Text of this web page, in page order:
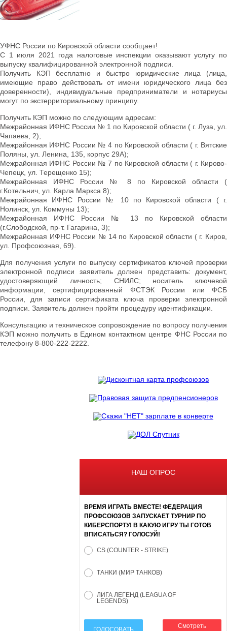
УФНС России по Кировской области сообщает!
С 1 июля 2021 года налоговые инспекции оказывают услугу по
выпуску квалифицированной электронной подписи.
Получить КЭП бесплатно и быстро юридические лица (лица,
имеющие право действовать от имени юридического лица без
доверенности), индивидуальные предприниматели и нотариусы
могут по экстерриториальному принципу.
Получить КЭП можно по следующим адресам:
Межрайонная ИФНС России № 1 по Кировской области ( г. Луза, ул.
Чапаева, 2);
Межрайонная ИФНС России № 4 по Кировской области ( г. Вятские
Поляны, ул. Ленина, 135, корпус 29А);
Межрайонная ИФНС России № 7 по Кировской области ( г. Кирово-
Чепецк, ул. Терещенко 15);
Межрайонная ИФНС России № 8 по Кировской области (
г.Котельнич, ул. Карла Маркса 8);
Межрайонная ИФНС России № 10 по Кировской области ( г.
Нолинск, ул. Коммуны 13);
Межрайонная ИФНС России № 13 по Кировской области
(г.Слободской, пр-т. Гагарина, 3);
Межрайонная ИФНС России № 14 по Кировской области ( г. Киров,
ул. Профсоюзная, 69).
Для получения услуги по выпуску сертификатов ключей проверки
электронной подписи заявитель должен представить: документ,
удостоверяющий личность; СНИЛС; носитель ключевой
информации, сертифицированный ФСТЭК России или ФСБ
России, для записи сертификата ключа проверки электронной
подписи. Заявитель должен пройти процедуру идентификации.
Консультацию и техническое сопровождение по вопросу получения
КЭП можно получить в Едином контактном центре ФНС России по
телефону 8-800-222-2222.
НАШ ОПРОС
ВРЕМЯ ИГРАТЬ ВМЕСТЕ! ФЕДЕРАЦИЯ
ПРОФСОЮЗОВ ЗАПУСКАЕТ ТУРНИР ПО
КИБЕРСПОРТУ! В КАКУЮ ИГРУ ТЫ ГОТОВ
ВПИСАТЬСЯ? ГОЛОСУЙ!
CS (COUNTER - STRIKE)
ТАНКИ (МИР ТАНКОВ)
ЛИГА ЛЕГЕНД (LEAGUA OF
LEGENDS)
ГОЛОСОВАТЬ
Смотреть